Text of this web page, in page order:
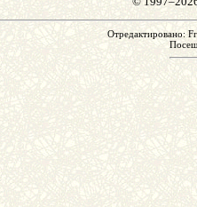
Отредактировано: